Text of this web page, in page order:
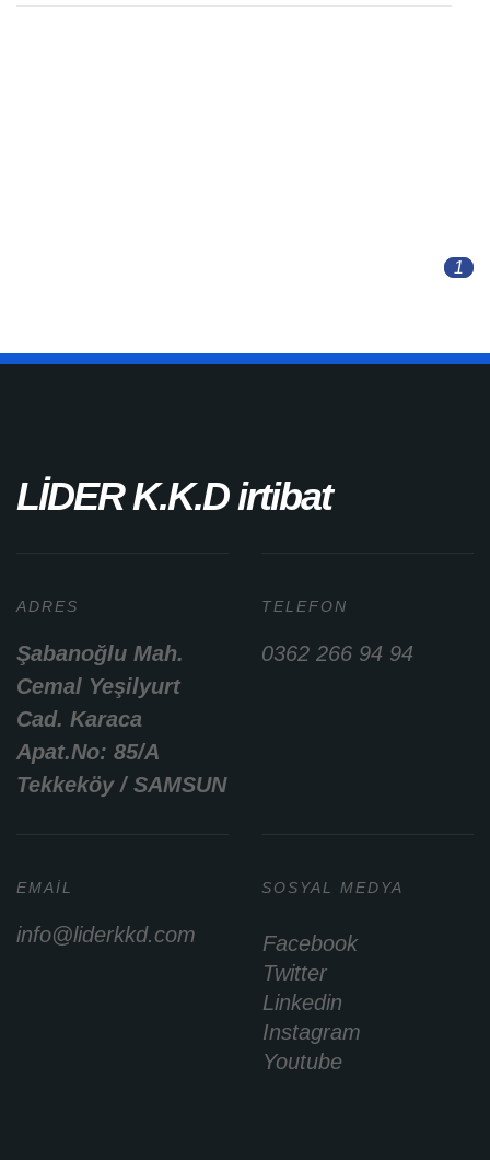
1
LİDER K.K.D irtibat
ADRES
Şabanoğlu Mah.
Cemal Yeşilyurt
Cad. Karaca
Apat.No: 85/A
Tekkeköy / SAMSUN
TELEFON
0362 266 94 94
EMAIL
info@liderkkd.com
SOSYAL MEDYA
Facebook
Twitter
Linkedin
Instagram
Youtube